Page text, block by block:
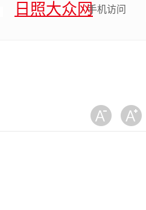
日照大众网手机访问